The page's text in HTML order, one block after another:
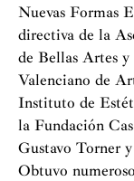
Nuevas Formas
direc­tiva de la
de ­Bellas Artes
Valenciano de
Instituto de
la Fundación
Gustavo ­Torner
Obtuvo